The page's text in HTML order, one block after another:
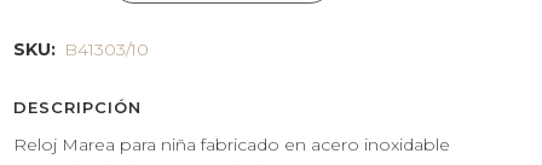
SKU: B41303/10
DESCRIPCIÓN
Reloj Marea para niña fabricado en acero inoxidable